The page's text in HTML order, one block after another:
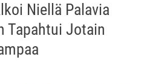
Niellä Palavia
Tapahtui Jotain